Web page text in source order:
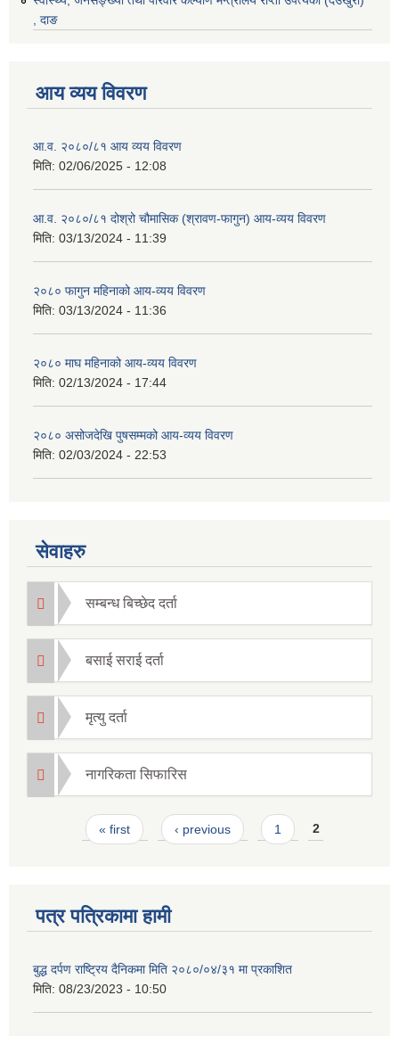
, दाङ
आय व्यय विवरण
आ.व. २०८०/८१ आय व्यय विवरण
मिति: 02/06/2025 - 12:08
आ.व. २०८०/८१ दोश्रो चौमासिक (श्रावण-फागुन) आय-व्यय विवरण
मिति: 03/13/2024 - 11:39
२०८० फागुन महिनाको आय-व्यय विवरण
मिति: 03/13/2024 - 11:36
२०८० माघ महिनाको आय-व्यय विवरण
मिति: 02/13/2024 - 17:44
२०८० असोजदेखि पुषसम्मको आय-व्यय विवरण
मिति: 02/03/2024 - 22:53
सेवाहरु
सम्बन्ध बिच्छेद दर्ता
बसाई सराई दर्ता
मृत्यु दर्ता
नागरिकता सिफारिस
Pages« first ‹ previous 1 2
पत्र पत्रिकामा हामी
बुद्ध दर्पण राष्ट्रिय दैनिकमा मिति २०८०/०४/३१ मा प्रकाशित
मिति: 08/23/2023 - 10:50